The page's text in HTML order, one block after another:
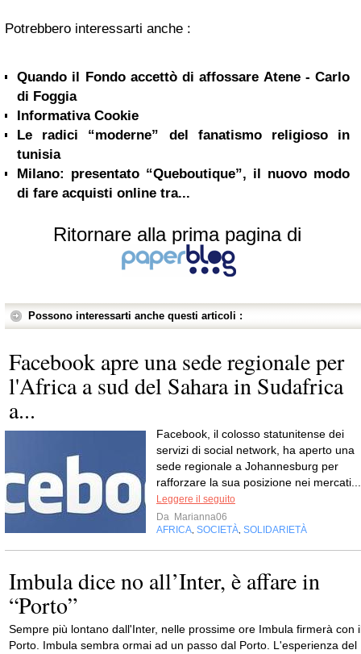
Potrebbero interessarti anche :
Quando il Fondo accettò di affossare Atene - Carlo
di Foggia
Informativa Cookie
Le radici “moderne” del fanatismo religioso in
tunisia
Milano: presentato “Queboutique”, il nuovo modo
di fare acquisti online tra...
Ritornare alla prima pagina di
Possono interessarti anche questi articoli :
Facebook apre una sede regionale per
l'Africa a sud del Sahara in Sudafrica
a...
Facebook, il colosso statunitense dei
servizi di social network, ha aperto una
sede regionale a Johannesburg per
rafforzare la sua posizione nei mercati...
Leggere il seguito
Da Marianna06
AFRICA SOCIETÀ SOLIDARIETÀ
Imbula dice no all’Inter, è affare in
“Porto”
Sempre più lontano dall'Inter, nelle prossime ore Imbula firmerà con
Porto. Imbula sembra ormai ad un passo dal Porto. L'esperienza del